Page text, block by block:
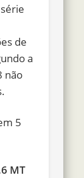
de
a
não
5
MT